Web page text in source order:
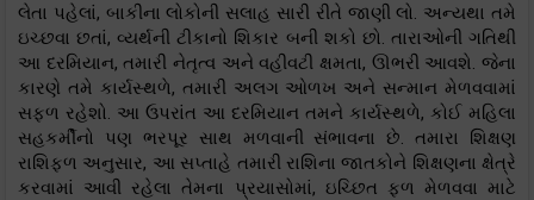
લેતા પહેલાં, બાકીના લોકોની સલાહ સારી રીતે જાણી લો. અન્યથા તમે
ઇચ્છવા છતાં, વ્યર્થની ટીકાનો શિકાર બની શકો છો. તારાઓની ગતિથી
આ દરમિયાન, તમારી નેતૃત્વ અને વહીવટી ક્ષમતા, ઊભરી આવશે. જેના
કારણે તમે કાર્યસ્થળે, તમારી અલગ ઓળખ અને સન્માન મેળવવામાં
સફળ રહેશો. આ ઉપરાંત આ દરમિયાન તમને કાર્યસ્થળે, કોઈ મહિલા
સહકર્મીનો પણ ભરપૂર સાથ મળવાની સંભાવના છે. તમારા શિક્ષણ
રાશિફળ અનુસાર, આ સપ્તાહે તમારી રાશિના જાતકોને શિક્ષણના ક્ષેત્રે
કરવામાં આવી રહેલા તેમના પ્રયાસોમાં, ઇચ્છિત ફળ મેળવવા માટે